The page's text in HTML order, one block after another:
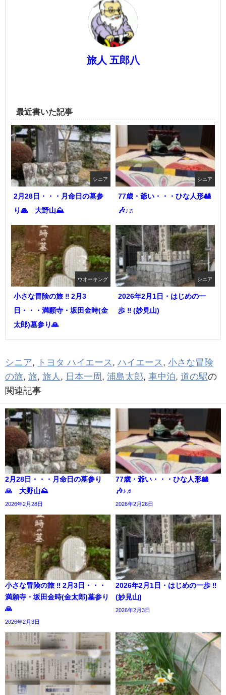
旅人 五郎八
最近書いた記事
シニア
2月28日・・・月命日の墓参
り🙏 大野山⛰️
シニア
77歳・爺い・・・ひな人形🎎
🎶♪♬
ウオーキング
小さな冒険の旅 ‼︎ 2月3
日・・・満願寺・坂田金時(金
太郎)墓参り🙏
シニア
2026年2月1日・はじめの一
歩 ‼︎ (妙見山)
シニア, トヨタ ハイエース , ハイエース , 小さな冒険
の旅, 旅, 旅人 , 日本一周 , 浦島太郎, 車中泊, 道の駅の
関連記事
2月28日・・・月命日の墓参り
🙏 大野山⛰️
2026年2月28日
77歳・爺い・・・ひな人形🎎
🎶♪♬
2026年2月26日
小さな冒険の旅 ‼︎ 2月3日・・・
満願寺・坂田金時(金太郎)墓参り
🙏
2026年2月3日
2026年2月1日・はじめの一歩 ‼︎
(妙見山)
2026年2月3日